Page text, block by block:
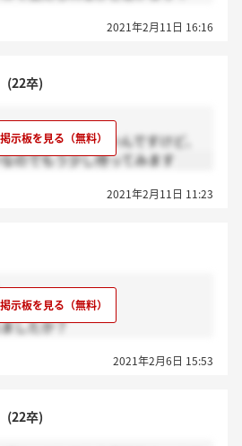
2021年2月11日 16:16
(22卒)
にち覚えていないんですけど、
のでもう少し待ってみます
2021年2月11日 11:23
したか？
2021年2月6日 15:53
(22卒)